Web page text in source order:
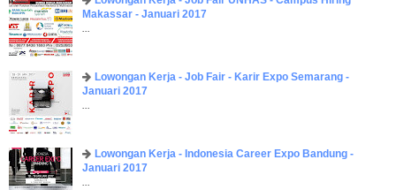
Makassar - Januari 2017
...
Lowongan Kerja - Job Fair - Karir Expo Semarang -
Januari 2017
...
Lowongan Kerja - Indonesia Career Expo Bandung -
Januari 2017
...